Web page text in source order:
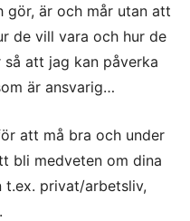
gör, är och mår utan att
de vill vara och hur de
att jag kan påverka
är ansvarig…
att må bra och under
bli medveten om dina
t.ex. privat/arbetsliv,